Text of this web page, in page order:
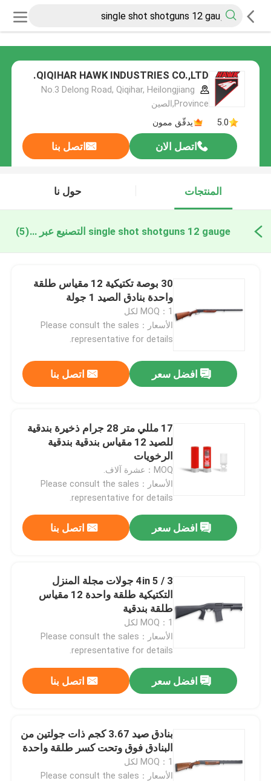
QIQIHAR HAWK INDUSTRIES CO.,LTD.
No.3 Delong Road, Qiqihar, Heilongjiang
Province,الصين
5.0
يدقّق ممون
اتصل الان اتصل بنا
المنتجات حول نا
single shot shotguns 12 gauge التصنيع عبر الإنترنت(5)
30 بوصة تكتيكية 12 مقياس طلقة
واحدة بنادق الصيد 1 جولة
MOQ：1 لكل
الأسعار：Please consult the sales
representative for details.
افضل سعر اتصل بنا
17 مللي متر 28 جرام ذخيرة بندقية
للصيد 12 مقياس بندقية بندقية
الرخويات
MOQ：عشرة آلاف.
الأسعار：Please consult the sales
representative for details.
افضل سعر اتصل بنا
3 / 4in 5 جولات مجلة المنزل
التكتيكية طلقة واحدة 12 مقياس
طلقة بندقية
MOQ：1 لكل
الأسعار：Please consult the sales
representative for details.
افضل سعر اتصل بنا
بنادق صيد 3.67 كجم ذات جولتين من
البنادق فوق وتحت كسر طلقة واحدة
MOQ：1 لكل
الأسعار：Please consult the sales